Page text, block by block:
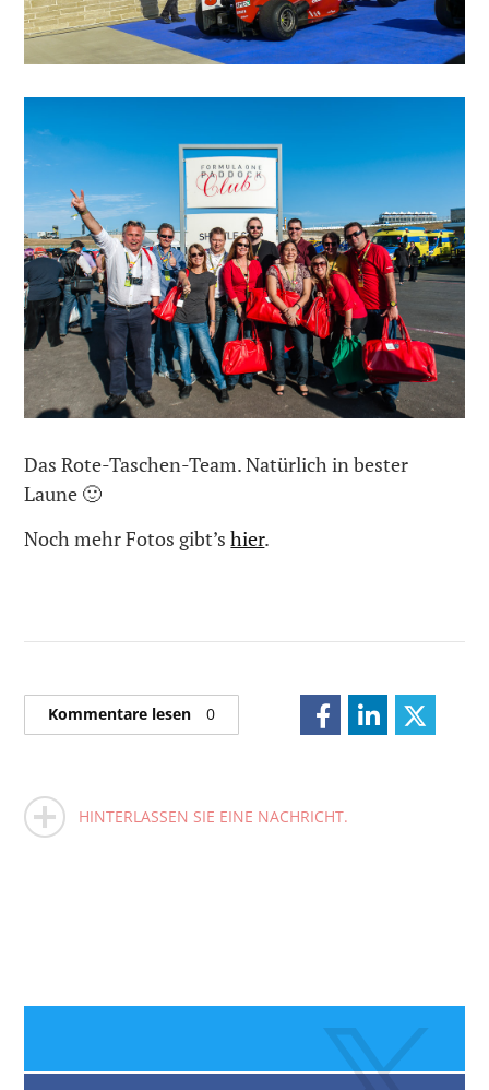
Das Rote-Taschen-Team. Natürlich in bester
Laune 🙂
Noch mehr Fotos gibt’shier.
Kommentare lesen 0
HINTERLASSEN SIE EINE NACHRICHT.